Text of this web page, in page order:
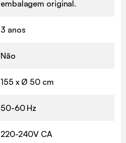
embalagem original.
3 anos
Não
155 x Ø 50 cm
50-60 Hz
220-240V CA